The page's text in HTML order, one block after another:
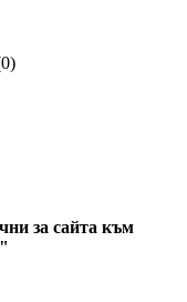
за сайта към